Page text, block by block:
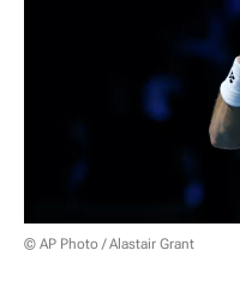
© AP Photo / Alastair Grant